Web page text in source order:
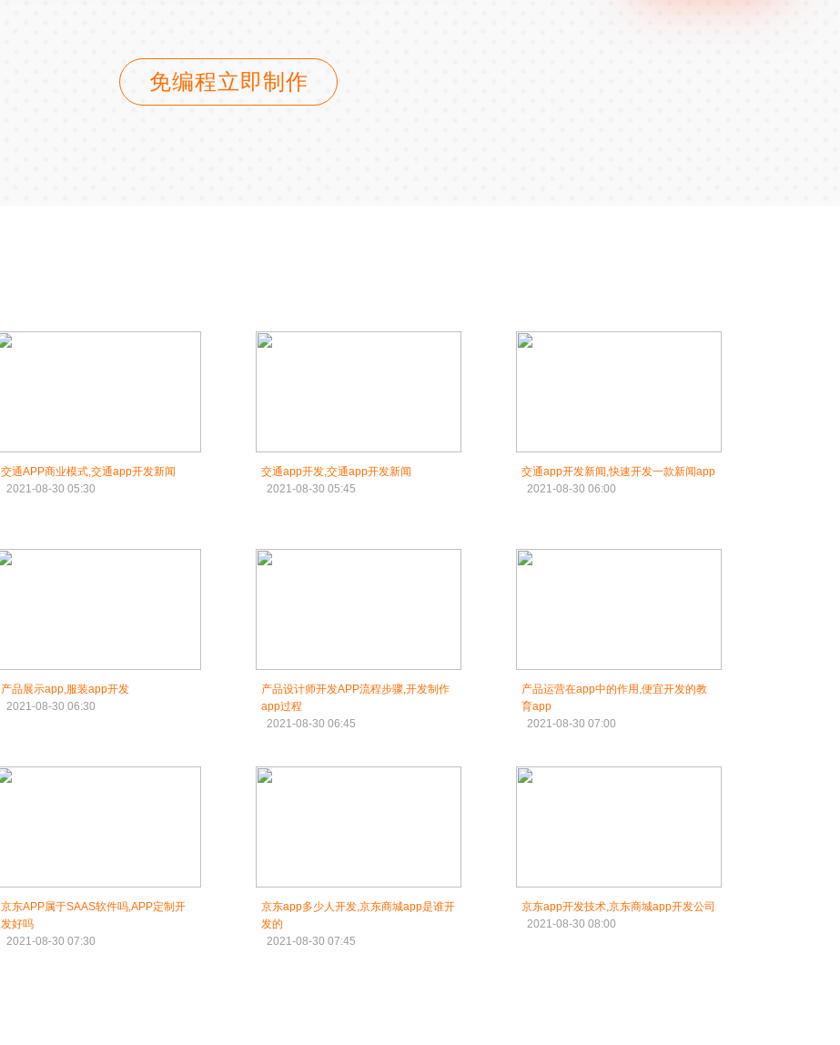
免编程立即制作
交通APP商业模式,交通app开发新闻
2021-08-30 05:30
交通app开发,交通app开发新闻
2021-08-30 05:45
交通app开发新闻,快速开发一款新闻app
2021-08-30 06:00
产品展示app,服装app开发
2021-08-30 06:30
产品设计师开发APP流程步骤,开发制作
app过程
2021-08-30 06:45
产品运营在app中的作用,便宜开发的教
育app
2021-08-30 07:00
京东APP属于SAAS软件吗,APP定制开
发好吗
2021-08-30 07:30
京东app多少人开发,京东商城app是谁开
发的
2021-08-30 07:45
京东app开发技术,京东商城app开发公司
2021-08-30 08:00